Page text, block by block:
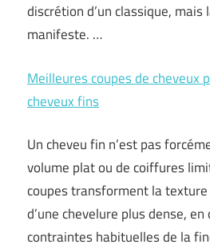
discrétion d’un classique, mais
manifeste. …
Meilleures coupes de cheveux
cheveux fins
Un cheveu fin n’est pas
volume plat ou de coiffures
coupes transforment la texture
d’une chevelure plus dense,
contraintes habituelles de la